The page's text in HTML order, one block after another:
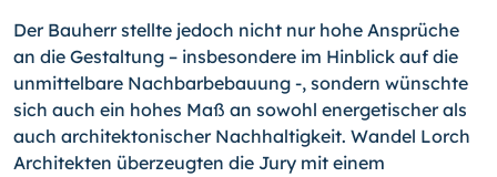
Der Bauherr stellte jedoch nicht nur hohe Ansprüche
an die Gestaltung – insbesondere im Hinblick auf die
unmittelbare Nachbarbebauung -, sondern wünschte
sich auch ein hohes Maß an sowohl energetischer als
auch architektonischer Nachhaltigkeit. Wandel Lorch
Architekten überzeugten die Jury mit einem